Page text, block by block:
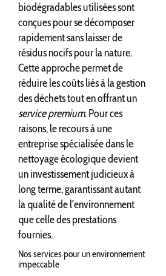
biodégradables utilisées sont
conçues pour se décomposer
rapidement sans laisser de
résidus nocifs pour la nature.
Cette approche permet de
réduire les coûts liés à la gestion
des déchets tout en offrant un
service premium. Pour ces
raisons, le recours à une
entreprise spécialisée dans le
nettoyage écologique devient
un investissement judicieux à
long terme, garantissant autant
la qualité de l'environnement
que celle des prestations
fournies.
Nos services pour un environnement
impeccable